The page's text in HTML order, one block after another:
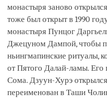
монастыря заново
тоже был открыт в 1990
монастыря Пунцог
Джецуном Дампой, чтобы
ньингмапинские ритуалы,
от Пятого Далай-ламы.
Сома. Дзуун-Хурэ
переименован в Таши